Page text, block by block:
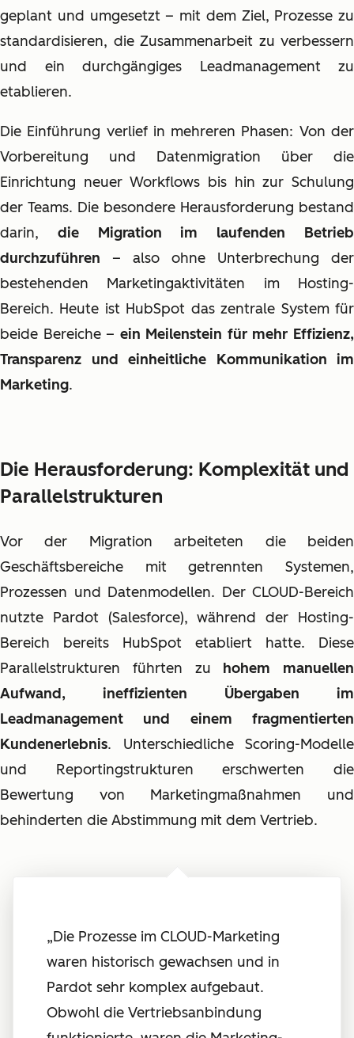
geplant und umgesetzt – mit dem Ziel, Prozesse zu
standardisieren, die Zusammenarbeit zu verbessern
und ein durchgängiges Leadmanagement zu
etablieren.
Die Einführung verlief in mehreren Phasen: Von der
Vorbereitung und Datenmigration über die
Einrichtung neuer Workflows bis hin zur Schulung
der Teams. Die besondere Herausforderung bestand
darin, die Migration im laufenden Betrieb
durchzuführen – also ohne Unterbrechung der
bestehenden Marketingaktivitäten im Hosting-
Bereich. Heute ist HubSpot das zentrale System für
beide Bereiche – ein Meilenstein für mehr Effizienz,
Transparenz und einheitliche Kommunikation im
Marketing.
Die Herausforderung: Komplexität und
Parallelstrukturen
Vor der Migration arbeiteten die beiden
Geschäftsbereiche mit getrennten Systemen,
Prozessen und Datenmodellen. Der CLOUD-Bereich
nutzte Pardot (Salesforce), während der Hosting-
Bereich bereits HubSpot etabliert hatte. Diese
Parallelstrukturen führten zu hohem manuellen
Aufwand, ineffizienten Übergaben im
Leadmanagement und einem fragmentierten
Kundenerlebnis. Unterschiedliche Scoring-Modelle
und Reportingstrukturen erschwerten die
Bewertung von Marketingmaßnahmen und
behinderten die Abstimmung mit dem Vertrieb.
„Die Prozesse im CLOUD-Marketing
waren historisch gewachsen und in
Pardot sehr komplex aufgebaut.
Obwohl die Vertriebsanbindung